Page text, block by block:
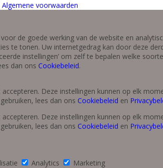
Algemene voorwaarden
de goede werking van de website en
te tonen. Uw internetgedrag kan door deze
instellingen’ om zelf te bepalen welke
dan ons Cookiebeleid.
Deze instellingen kunnen op elk
lees dan ons Cookiebeleid en
Deze instellingen kunnen op elk
lees dan ons Cookiebeleid en
Analytics Marketing